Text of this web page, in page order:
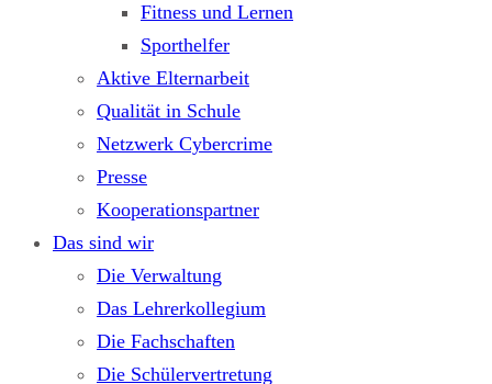
Fitness und Lernen
Sporthelfer
Aktive Elternarbeit
Qualität in Schule
Netzwerk Cybercrime
Presse
Kooperationspartner
Das sind wir
Die Verwaltung
Das Lehrerkollegium
Die Fachschaften
Die Schülervertretung